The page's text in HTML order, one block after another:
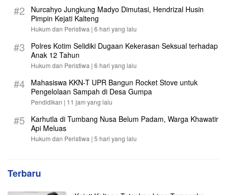
#2
Nurcahyo Jungkung Madyo Dimutasi, Hendrizal Husin
Pimpin Kejati Kalteng
Hukum dan Peristiwa | 6 hari yang lalu
#3
Polres Kotim Selidiki Dugaan Kekerasan Seksual terhadap
Anak 12 Tahun
Hukum dan Peristiwa | 6 hari yang lalu
#4
Mahasiswa KKN-T UPR Bangun Rocket Stove untuk
Pengelolaan Sampah di Desa Gumpa
Pendidikan | 11 jam yang lalu
#5
Karhutla di Tumbang Nusa Belum Padam, Warga Khawatir
Api Meluas
Hukum dan Peristiwa | 5 hari yang lalu
Terbaru